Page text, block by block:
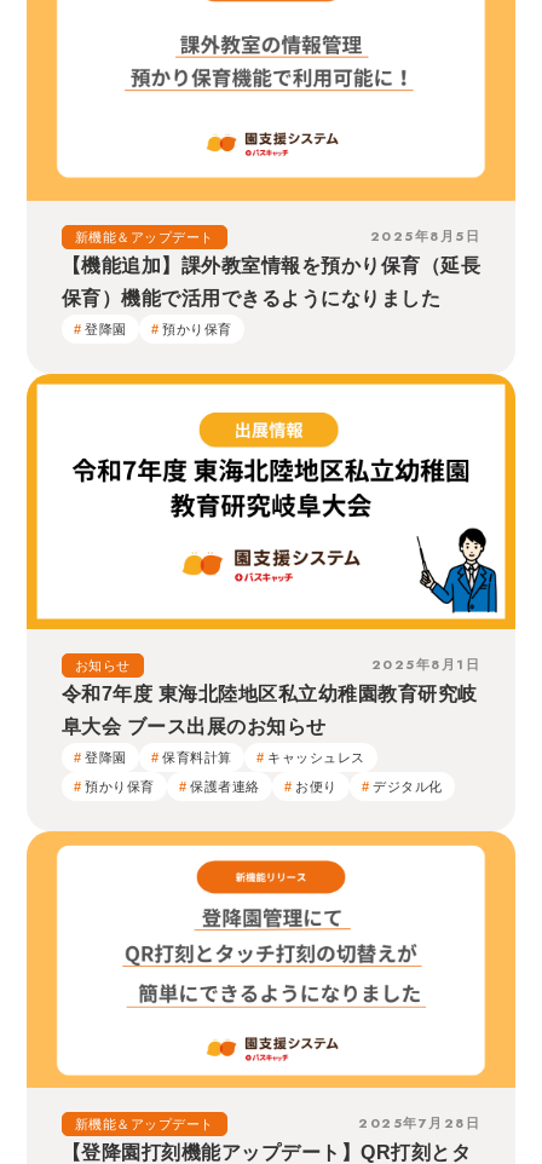
新機能＆アップデート 2025年8月5日
【機能追加】課外教室情報を預かり保育（延長
保育）機能で活用できるようになりました
登降園 預かり保育
お知らせ 2025年8月1日
令和7年度 東海北陸地区私立幼稚園教育研究岐
阜大会 ブース出展のお知らせ
登降園 保育料計算
キャッシュレス
預かり保育
保護者連絡 お便り デジタル化
新機能＆アップデート 2025年7月28日
【登降園打刻機能アップデート】QR打刻とタ